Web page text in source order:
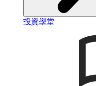
投資學堂